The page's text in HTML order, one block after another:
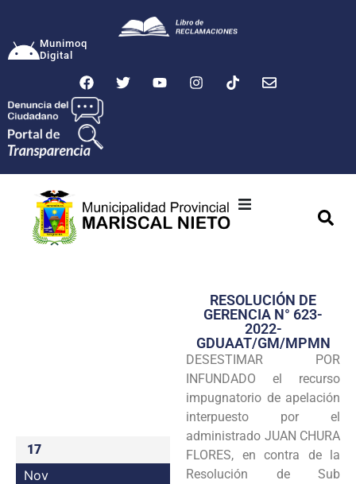
Munimoq
Digital
Transparencia
Seguridad
Programas
Intranet
17
Nov
RESOLUCIÓN DE
GERENCIA N° 623-
2022-
GDUAAT/GM/MPMN
DESESTIMAR POR
INFUNDADO el recurso
impugnatorio de apelación
interpuesto por el
administrado JUAN CHURA
FLORES, en contra de la
Resolución de Sub